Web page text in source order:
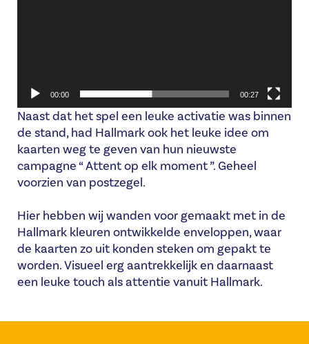
00:00 00:27
Naast dat het spel een leuke activatie was binnen
de stand, had Hallmark ook het leuke idee om
kaarten weg te geven van hun nieuwste
campagne “ Attent op elk moment ”. Geheel
voorzien van postzegel.
Hier hebben wij wanden voor gemaakt met in de
Hallmark kleuren ontwikkelde enveloppen, waar
de kaarten zo uit konden steken om gepakt te
worden. Visueel erg aantrekkelijk en daarnaast
een leuke touch als attentie vanuit Hallmark.